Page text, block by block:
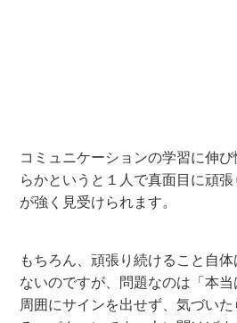
コミュニケーションの学習に伸
らかというと１人で真面目に頑
が強く見受けられます。
もちろん、頑張り続けること自
ないのですが、問題なのは「本当
周囲にサインを出せず、気づい